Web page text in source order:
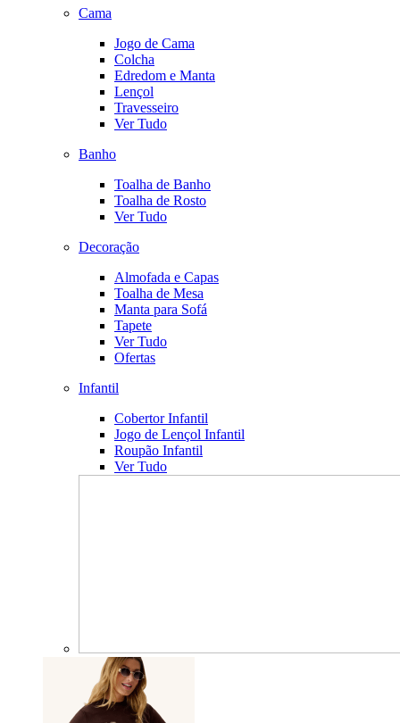
Cama
Jogo de Cama
Colcha
Edredom e Manta
Lençol
Travesseiro
Ver Tudo
Banho
Toalha de Banho
Toalha de Rosto
Ver Tudo
Decoração
Almofada e Capas
Toalha de Mesa
Manta para Sofá
Tapete
Ver Tudo
Ofertas
Infantil
Cobertor Infantil
Jogo de Lençol Infantil
Roupão Infantil
Ver Tudo